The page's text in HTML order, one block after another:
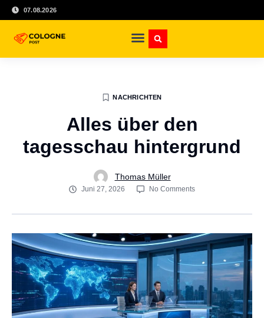
07.08.2026
NACHRICHTEN
Alles über den
tagesschau hintergrund
Thomas Müller
Juni 27, 2026 No Comments